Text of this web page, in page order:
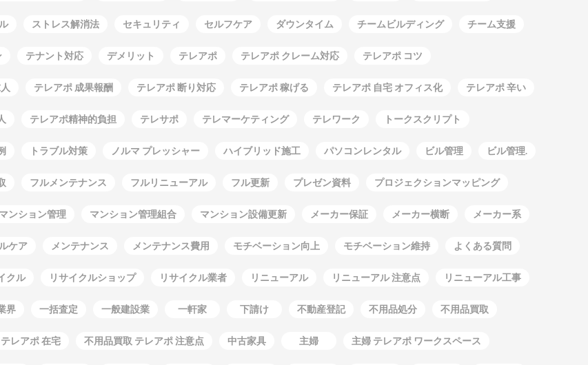
ストレス解消法 セキュリティ セルフケア ダウンタイム チームビルディング チーム支援
テナント対応 デメリット テレアポ テレアポ クレーム対応 テレアポ コツ
テレアポ 成果報酬 テレアポ 断り対応 テレアポ 稼げる テレアポ 自宅 オフィス化 テレアポ 辛い
テレアポ精神的負担 テレサポ テレマーケティング テレワーク トークスクリプト
トラブル対策 ノルマ プレッシャー ハイブリッド施工 パソコンレンタル ビル管理 ビル管理.
フルメンテナンス フルリニューアル フル更新 プレゼン資料 プロジェクションマッピング
マンション管理 マンション管理組合 マンション設備更新 メーカー保証 メーカー横断 メーカー系
ケア メンテナンス メンテナンス費用 モチベーション向上 モチベーション維持 よくある質問
クル リサイクルショップ リサイクル業者 リニューアル リニューアル 注意点 リニューアル工事
界 一括査定 一般建設業 一軒家 下請け 不動産登記 不用品処分 不用品買取
レアポ 在宅 不用品買取 テレアポ 注意点 中古家具 主婦 主婦 テレアポ ワークスペース